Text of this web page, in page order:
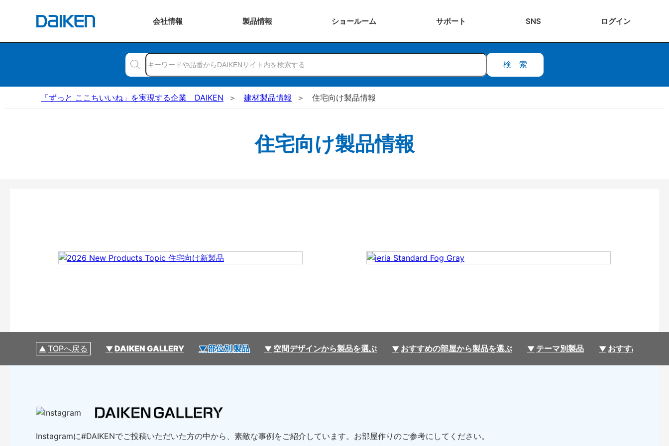
会社情報 製品情報 ショールーム サポート SNS ログイン
検索
「ずっと ここちいいね」を実現する企業 DAIKEN 建材製品情報 住宅向け製品情報
住宅向け製品情報
TOPへ戻る DAIKEN GALLERY 部位別 製品 空間デザインから製品を選ぶ おすすめの部屋から製品を選ぶ テーマ別製品 おすすめ製品コ
Instagramに#DAIKENでご投稿いただいた方の中から、素敵な事例をご紹介しています。お部屋作りのご参考にしてください。